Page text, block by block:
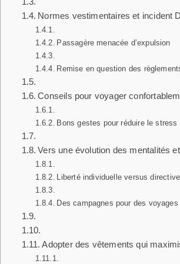
Normes vestimentaires et incident
Passagère menacée d’expulsion
Remise en question des
Conseils pour voyager
Bons gestes pour réduire le stress
Vers une évolution des mentalités
Liberté individuelle versus
Des campagnes pour des
Adopter des vêtements qui